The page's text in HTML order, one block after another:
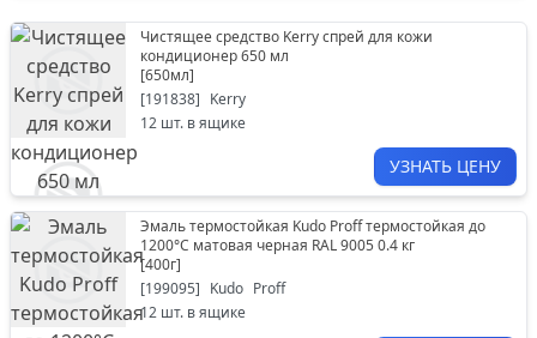
Чистящее средство Kerry спрей для кожи
кондиционер 650 мл
[650мл]
[191838] Kerry
12 шт. в ящике
УЗНАТЬ ЦЕНУ
Эмаль термостойкая Kudo Proff термостойкая до
1200°С матовая черная RAL 9005 0.4 кг
[400г]
[199095] Kudo Proff
12 шт. в ящике